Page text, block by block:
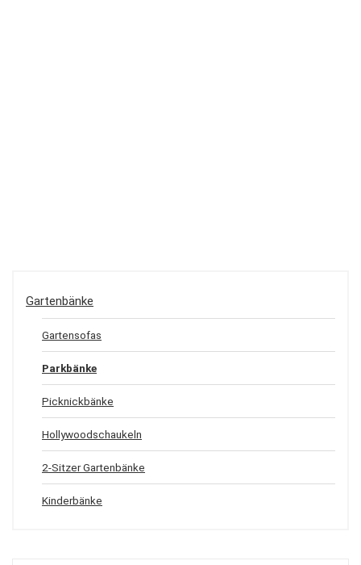
Gartenbänke
Gartensofas
Parkbänke
Picknickbänke
Hollywoodschaukeln
2-Sitzer Gartenbänke
Kinderbänke